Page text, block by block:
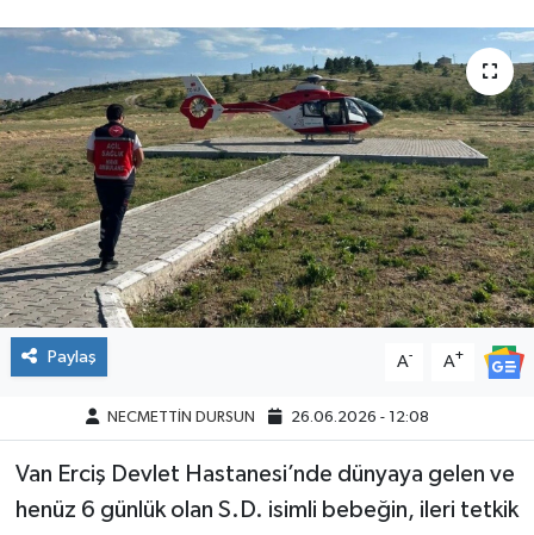
Paylaş A- A+
NECMETTİN DURSUN 26.06.2026 - 12:08
Van Erciş Devlet Hastanesi’nde dünyaya gelen ve
henüz 6 günlük olan S.D. isimli bebeğin, ileri tetkik